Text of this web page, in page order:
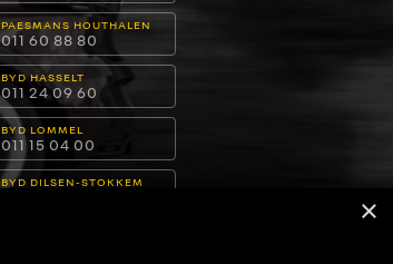
PAESMANS HOUTHALEN
011 60 88 80
BYD HASSELT
011 24 09 60
BYD LOMMEL
011 15 04 00
BYD DILSEN-STOKKEM
×